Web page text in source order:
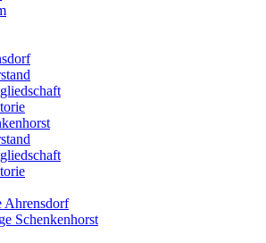
Ahrensdorf
Schenkenhorst